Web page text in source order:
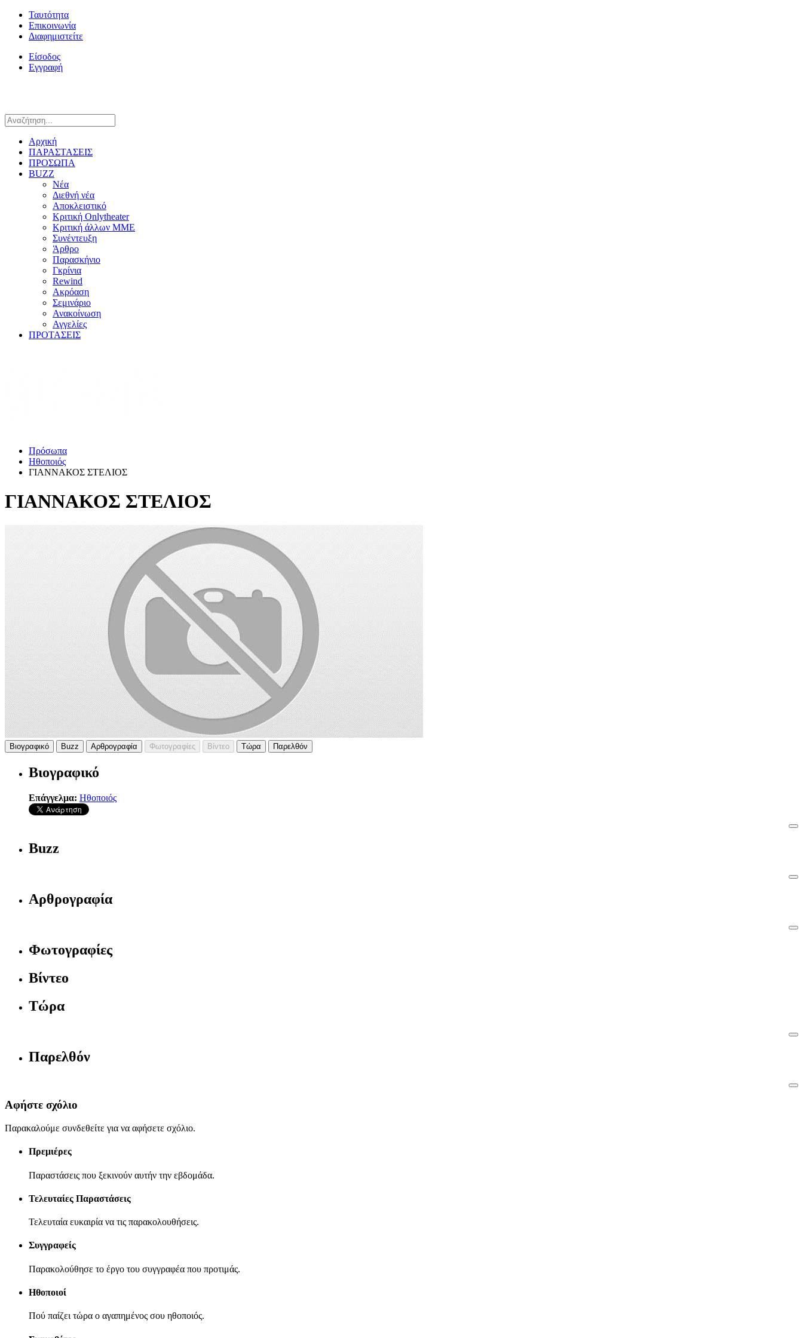
Ταυτότητα
Επικοινωνία
Διαφημιστείτε
Είσοδος
Εγγραφή
Αρχική
ΠΑΡΑΣΤΑΣΕΙΣ
ΠΡΟΣΩΠΑ
BUZZ
Νέα
Διεθνή νέα
Αποκλειστικό
Κριτική Onlytheater
Κριτική άλλων ΜΜΕ
Συνέντευξη
Άρθρο
Παρασκήνιο
Γκρίνια
Rewind
Ακρόαση
Σεμινάριο
Ανακοίνωση
Αγγελίες
ΠΡΟΤΑΣΕΙΣ
Πρόσωπα
Ηθοποιός
ΓΙΑΝΝΑΚΟΣ ΣΤΕΛΙΟΣ
ΓΙΑΝΝΑΚΟΣ ΣΤΕΛΙΟΣ
Βιογραφικό Buzz Αρθρογραφία Φωτογραφίες Βίντεο Τώρα Παρελθόν
Βιογραφικό
Επάγγελμα: Ηθοποιός
Buzz
Αρθρογραφία
Φωτογραφίες
Βίντεο
Τώρα
Παρελθόν
Αφήστε σχόλιο
Παρακαλούμε συνδεθείτε για να αφήσετε σχόλιο.
Πρεμιέρες
Παραστάσεις που ξεκινούν αυτήν την εβδομάδα.
Τελευταίες Παραστάσεις
Τελευταία ευκαιρία να τις παρακολουθήσεις.
Συγγραφείς
Παρακολούθησε το έργο του συγγραφέα που προτιμάς.
Ηθοποιοί
Πού παίζει τώρα ο αγαπημένος σου ηθοποιός.